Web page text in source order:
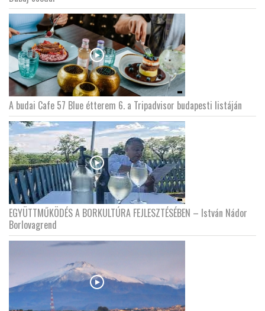
A budai Cafe 57 Blue étterem 6. a Tripadvisor budapesti listáján
EGYÜTTMŰKÖDÉS A BORKULTÚRA FEJLESZTÉSÉBEN – István Nádor
Borlovagrend